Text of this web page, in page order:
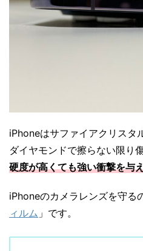
iPhoneはサファイアクリスタ
ダイヤモンドで擦らない限り
硬度が高くても強い衝撃を与
iPhoneのカメラレンズを守る
ィルム 」です。